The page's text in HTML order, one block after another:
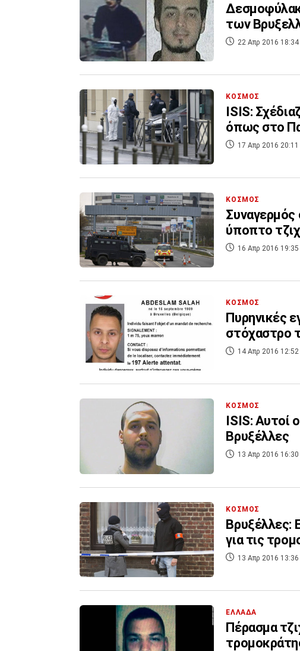
των
22 Απρ 2016 18:34
ΚΟΣΜΟΣ
ISIS:
όπως στο
17 Απρ 2016 20:11
ΚΟΣΜΟΣ
ύποπτο
16 Απρ 2016 19:35
ΚΟΣΜΟΣ
Πυρηνικές
στόχαστρο
14 Απρ 2016 12:52
ΚΟΣΜΟΣ
ISIS: Αυτοί
Βρυξέλλες
13 Απρ 2016 16:30
ΚΟΣΜΟΣ
Βρυξέλλες:
για τις
13 Απρ 2016 13:36
ΕΛΛΑΔΑ
Πέρασμα